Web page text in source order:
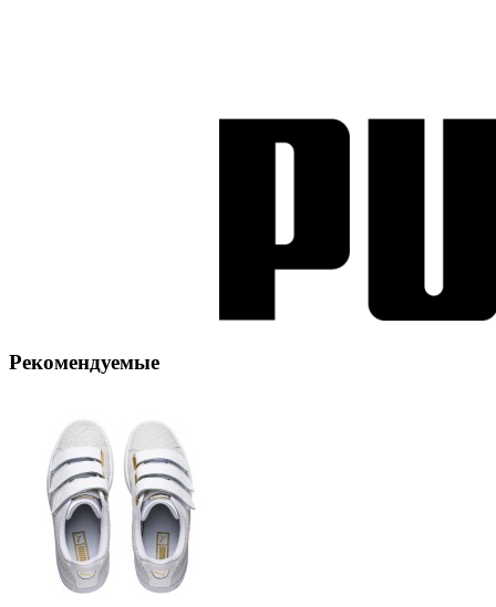
Рекомендуемые